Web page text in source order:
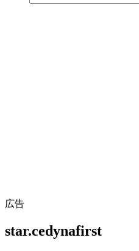
広告
star.cedynafirst